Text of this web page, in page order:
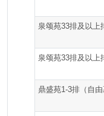
泉颂苑33排及以上
泉颂苑33排及以上
鼎盛苑1-3排（自由